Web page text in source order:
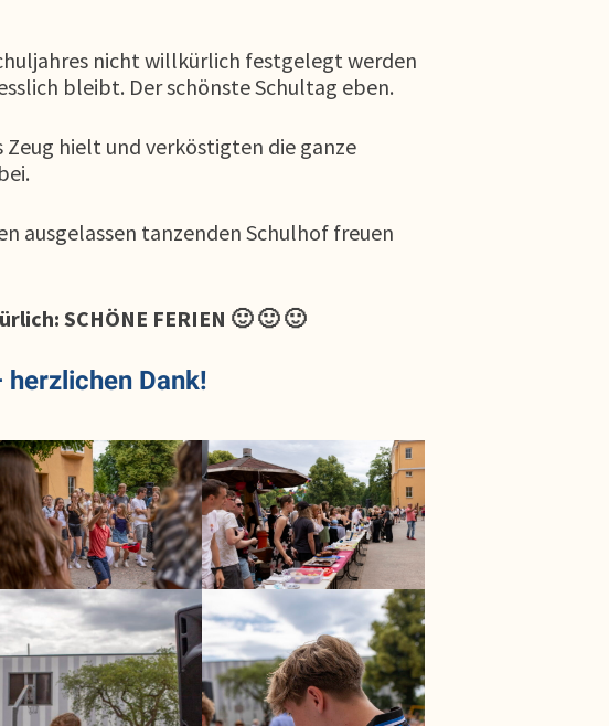
nicht willkürlich festgelegt werden
bleibt. Der schönste Schultag eben.
Zeug hielt und verköstigten die ganze
ausgelassen tanzenden Schulhof freuen
SCHÖNE FERIEN 🙂 🙂 🙂
Dank!